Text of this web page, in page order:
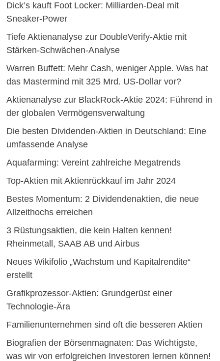
Dick’s kauft Foot Locker: Milliarden-Deal mit
Sneaker-Power
Tiefe Aktienanalyse zur DoubleVerify-Aktie mit
Stärken-Schwächen-Analyse
Warren Buffett: Mehr Cash, weniger Apple. Was hat
das Mastermind mit 325 Mrd. US-Dollar vor?
Aktienanalyse zur BlackRock-Aktie 2024: Führend in
der globalen Vermögensverwaltung
Die besten Dividenden-Aktien in Deutschland: Eine
umfassende Analyse
Aquafarming: Vereint zahlreiche Megatrends
Top-Aktien mit Aktienrückkauf im Jahr 2024
Bestes Momentum: 2 Dividendenaktien, die neue
Allzeithochs erreichen
3 Rüstungsaktien, die kein Halten kennen!
Rheinmetall, SAAB AB und Airbus
Neues Wikifolio „Wachstum und Kapitalrendite“
erstellt
Grafikprozessor-Aktien: Grundgerüst einer
Technologie-Ära
Familienunternehmen sind oft die besseren Aktien
Biografien der Börsenmagnaten: Das Wichtigste,
was wir von erfolgreichen Investoren lernen können!